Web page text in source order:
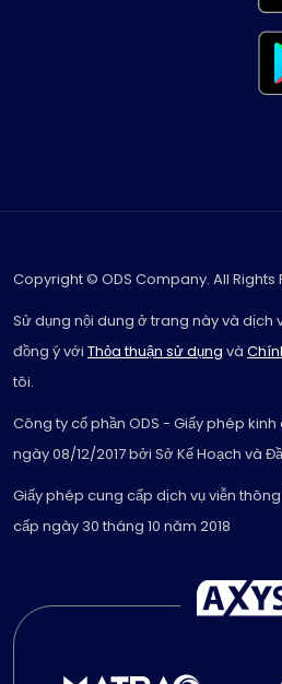
Copyright © ODS Company. All Rights
Sử dụng nội dung ở trang này và dịch
đồng ý với Thỏa thuận sử dụng và
tôi.
Công ty cổ phần ODS - Giấy phép kinh
ngày 08/12/2017 bởi Sở Kế Hoạch và
Giấy phép cung cấp dịch vụ viễn
cấp ngày 30 tháng 10 năm 2018